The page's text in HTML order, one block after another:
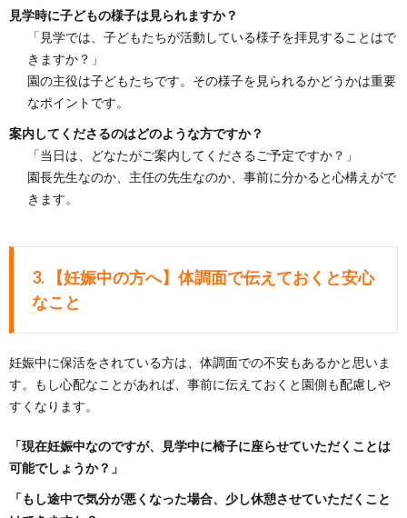
見学時に子どもの様子は見られますか？
「見学では、子どもたちが活動している様子を拝見することはで
きますか？」
園の主役は子どもたちです。その様子を見られるかどうかは重要
なポイントです。
案内してくださるのはどのような方ですか？
「当日は、どなたがご案内してくださるご予定ですか？」
園長先生なのか、主任の先生なのか、事前に分かると心構えがで
きます。
3.
【妊娠中の方へ】体調面で伝えておくと安心
なこと
妊娠中に保活をされている方は、体調面での不安もあるかと思いま
す。もし心配なことがあれば、事前に伝えておくと園側も配慮しや
すくなります。
「現在妊娠中なのですが、見学中に椅子に座らせていただくことは
可能でしょうか？」
「もし途中で気分が悪くなった場合、少し休憩させていただくこと